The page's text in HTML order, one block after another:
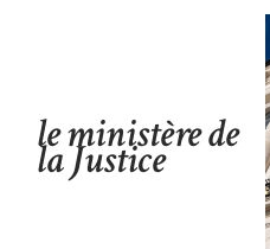
le ministère de
la Justice